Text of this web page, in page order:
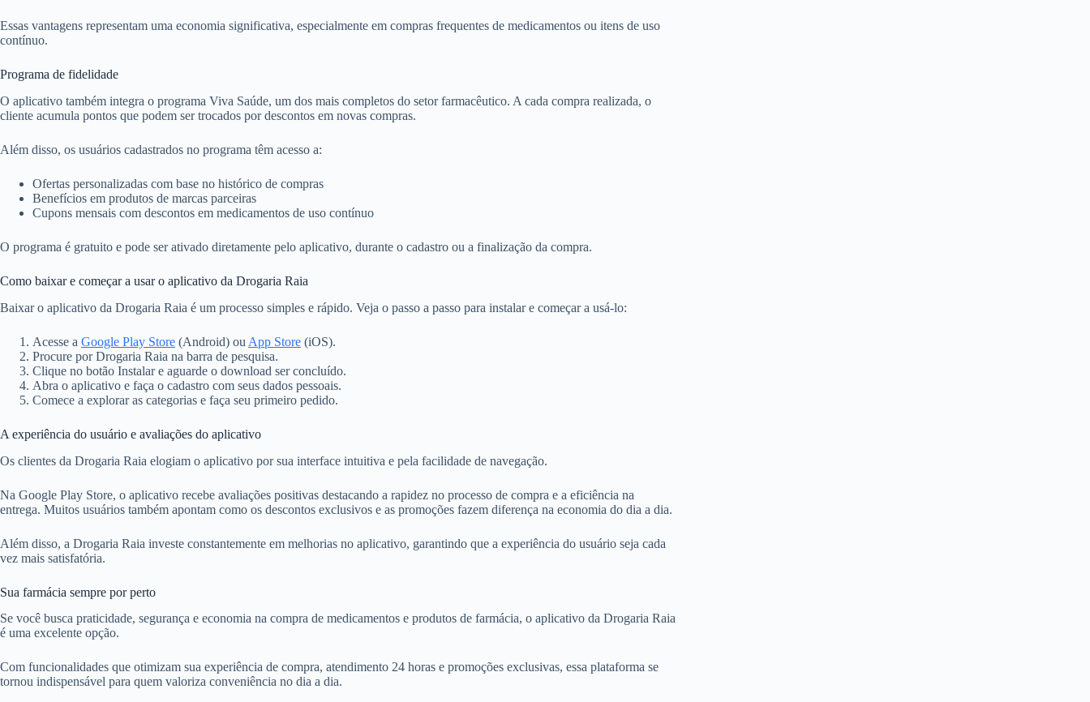
Essas vantagens representam uma economia significativa, especialmente em compras frequentes de medicamentos ou itens de uso
contínuo.
Programa de fidelidade
O aplicativo também integra o programa Viva Saúde, um dos mais completos do setor farmacêutico. A cada compra realizada, o
cliente acumula pontos que podem ser trocados por descontos em novas compras.
Além disso, os usuários cadastrados no programa têm acesso a:
Ofertas personalizadas com base no histórico de compras
Benefícios em produtos de marcas parceiras
Cupons mensais com descontos em medicamentos de uso contínuo
O programa é gratuito e pode ser ativado diretamente pelo aplicativo, durante o cadastro ou a finalização da compra.
Como baixar e começar a usar o aplicativo da Drogaria Raia
Baixar o aplicativo da Drogaria Raia é um processo simples e rápido. Veja o passo a passo para instalar e começar a usá-lo:
Acesse a Google Play Store (Android) ou App Store (iOS).
Procure por Drogaria Raia na barra de pesquisa.
Clique no botão Instalar e aguarde o download ser concluído.
Abra o aplicativo e faça o cadastro com seus dados pessoais.
Comece a explorar as categorias e faça seu primeiro pedido.
A experiência do usuário e avaliações do aplicativo
Os clientes da Drogaria Raia elogiam o aplicativo por sua interface intuitiva e pela facilidade de navegação.
Na Google Play Store, o aplicativo recebe avaliações positivas destacando a rapidez no processo de compra e a eficiência na
entrega. Muitos usuários também apontam como os descontos exclusivos e as promoções fazem diferença na economia do dia a dia.
Além disso, a Drogaria Raia investe constantemente em melhorias no aplicativo, garantindo que a experiência do usuário seja cada
vez mais satisfatória.
Sua farmácia sempre por perto
Se você busca praticidade, segurança e economia na compra de medicamentos e produtos de farmácia, o aplicativo da Drogaria Raia
é uma excelente opção.
Com funcionalidades que otimizam sua experiência de compra, atendimento 24 horas e promoções exclusivas, essa plataforma se
tornou indispensável para quem valoriza conveniência no dia a dia.